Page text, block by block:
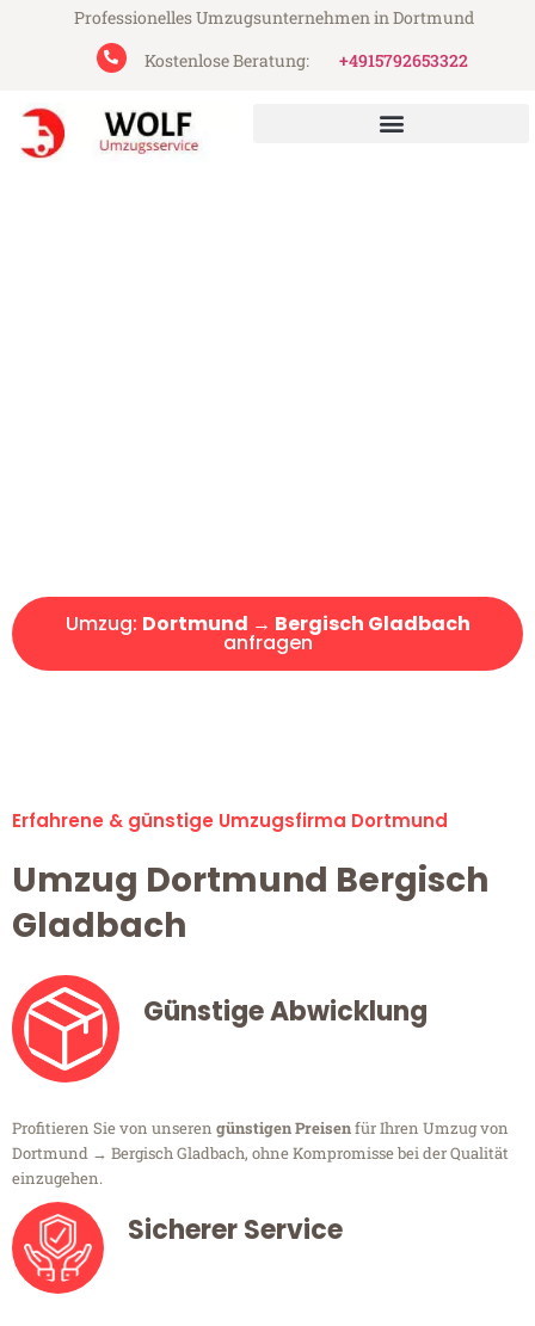
Professionelles Umzugsunternehmen in Dortmund
Kostenlose Beratung:
+4915792653322
Umzug: Dortmund → Bergisch Gladbach
anfragen
Erfahrene & günstige Umzugsfirma Dortmund
Umzug Dortmund Bergisch
Gladbach
Günstige Abwicklung
Profitieren Sie von unseren günstigen Preisenfür Ihren Umzug von
Dortmund → Bergisch Gladbach, ohne Kompromisse bei der Qualität
einzugehen.
Sicherer Service